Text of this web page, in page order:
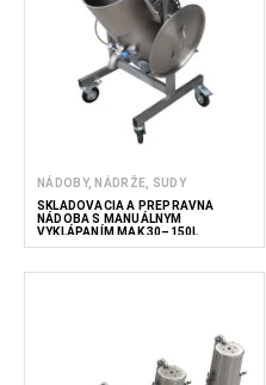
NÁDOBY, NÁDRŽE, SUDY
SKLADOVACIA A PREPRAVNÁ
NÁDOBA S MANUÁLNYM
VYKLÁPANÍM MAK 30–150L